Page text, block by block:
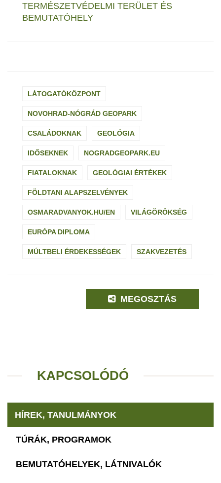
TERMÉSZETVÉDELMI TERÜLET ÉS
BEMUTATÓHELY
LÁTOGATÓKÖZPONT
NOVOHRAD-NÓGRÁD GEOPARK
CSALÁDOKNAK GEOLÓGIA
IDŐSEKNEK NOGRADGEOPARK.EU
FIATALOKNAK GEOLÓGIAI ÉRTÉKEK
FÖLDTANI ALAPSZELVÉNYEK
OSMARADVANYOK.HU/EN VILÁGÖRÖKSÉG
EURÓPA DIPLOMA
MÚLTBELI ÉRDEKESSÉGEK SZAKVEZETÉS
MEGOSZTÁS
KAPCSOLÓDÓ
HÍREK, TANULMÁNYOK
TÚRÁK, PROGRAMOK
BEMUTATÓHELYEK, LÁTNIVALÓK